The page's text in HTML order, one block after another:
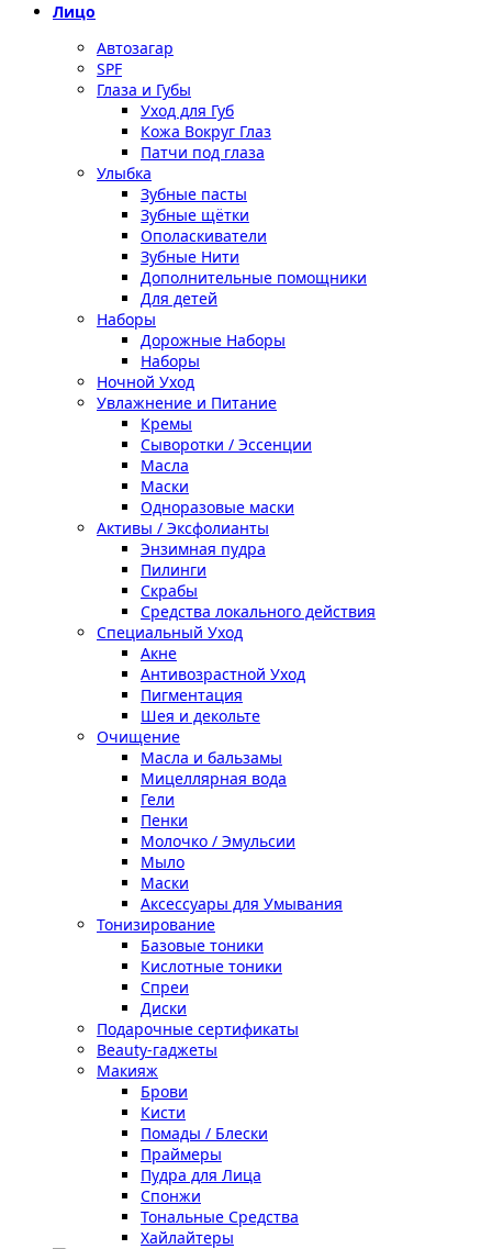
Лицо
Автозагар
SPF
Глаза и Губы
Уход для Губ
Кожа Вокруг Глаз
Патчи под глаза
Улыбка
Зубные пасты
Зубные щётки
Ополаскиватели
Зубные Нити
Дополнительные помощники
Для детей
Наборы
Дорожные Наборы
Наборы
Ночной Уход
Увлажнение и Питание
Кремы
Сыворотки / Эссенции
Масла
Маски
Одноразовые маски
Активы / Эксфолианты
Энзимная пудра
Пилинги
Скрабы
Средства локального действия
Специальный Уход
Акне
Антивозрастной Уход
Пигментация
Шея и декольте
Очищение
Масла и бальзамы
Мицеллярная вода
Гели
Пенки
Молочко / Эмульсии
Мыло
Маски
Аксессуары для Умывания
Тонизирование
Базовые тоники
Кислотные тоники
Спреи
Диски
Подарочные сертификаты
Beauty-гаджеты
Макияж
Брови
Кисти
Помады / Блески
Праймеры
Пудра для Лица
Спонжи
Тональные Средства
Хайлайтеры